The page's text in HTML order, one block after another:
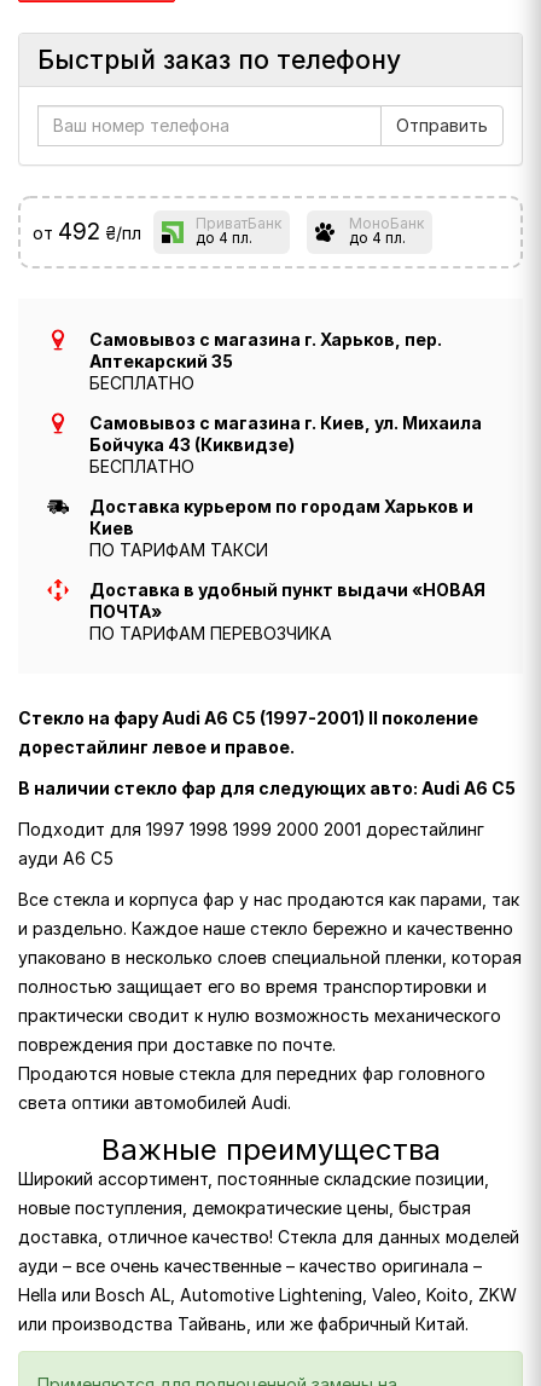
Быстрый заказ по телефону
от 492 ₴/пл
ПриватБанк
до 4 пл.
МоноБанк
до 4 пл.
Самовывоз с магазина г. Харьков, пер.
Аптекарский 35
БЕСПЛАТНО
Самовывоз с магазина г. Киев, ул. Михаила
Бойчука 43 (Киквидзе)
БЕСПЛАТНО
Доставка курьером по городам Харьков и
Киев
ПО ТАРИФАМ ТАКСИ
Доставка в удобный пункт выдачи «НОВАЯ
ПОЧТА»
ПО ТАРИФАМ ПЕРЕВОЗЧИКА
Стекло на фару Audi A6 C5 (1997-2001) II поколение
дорестайлинг левое и правое.
В наличии стекло фар для следующих авто: Audi A6 C5
Подходит для 1997 1998 1999 2000 2001 дорестайлинг
ауди A6 C5
Все стекла и корпуса фар у нас продаются как парами, так
и раздельно. Каждое наше стекло бережно и качественно
упаковано в несколько слоев специальной пленки, которая
полностью защищает его во время транспортировки и
практически сводит к нулю возможность механического
повреждения при доставке по почте.
Продаются новые стекла для передних фар головного
света оптики автомобилей Audi.
Важные преимущества
Широкий ассортимент, постоянные складские позиции,
новые поступления, демократические цены, быстрая
доставка, отличное качество! Стекла для данных моделей
ауди – все очень качественные – качество оригинала –
Hella или Bosch AL, Automotive Lightening, Valeo, Koito, ZKW
или производства Тайвань, или же фабричный Китай.